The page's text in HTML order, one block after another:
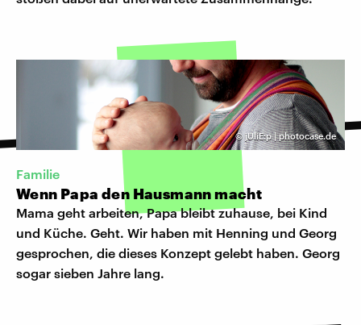
©jUliE:p | photocase.de
Familie
Wenn Papa den Hausmann macht
Mama geht arbeiten, Papa bleibt zuhause, bei Kind
und Küche. Geht. Wir haben mit Henning und Georg
gesprochen, die dieses Konzept gelebt haben. Georg
sogar sieben Jahre lang.